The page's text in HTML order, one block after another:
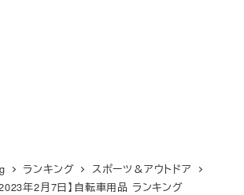
ランキング
スポーツ＆アウトドア
2023年2月7日】自転車用品 ランキング